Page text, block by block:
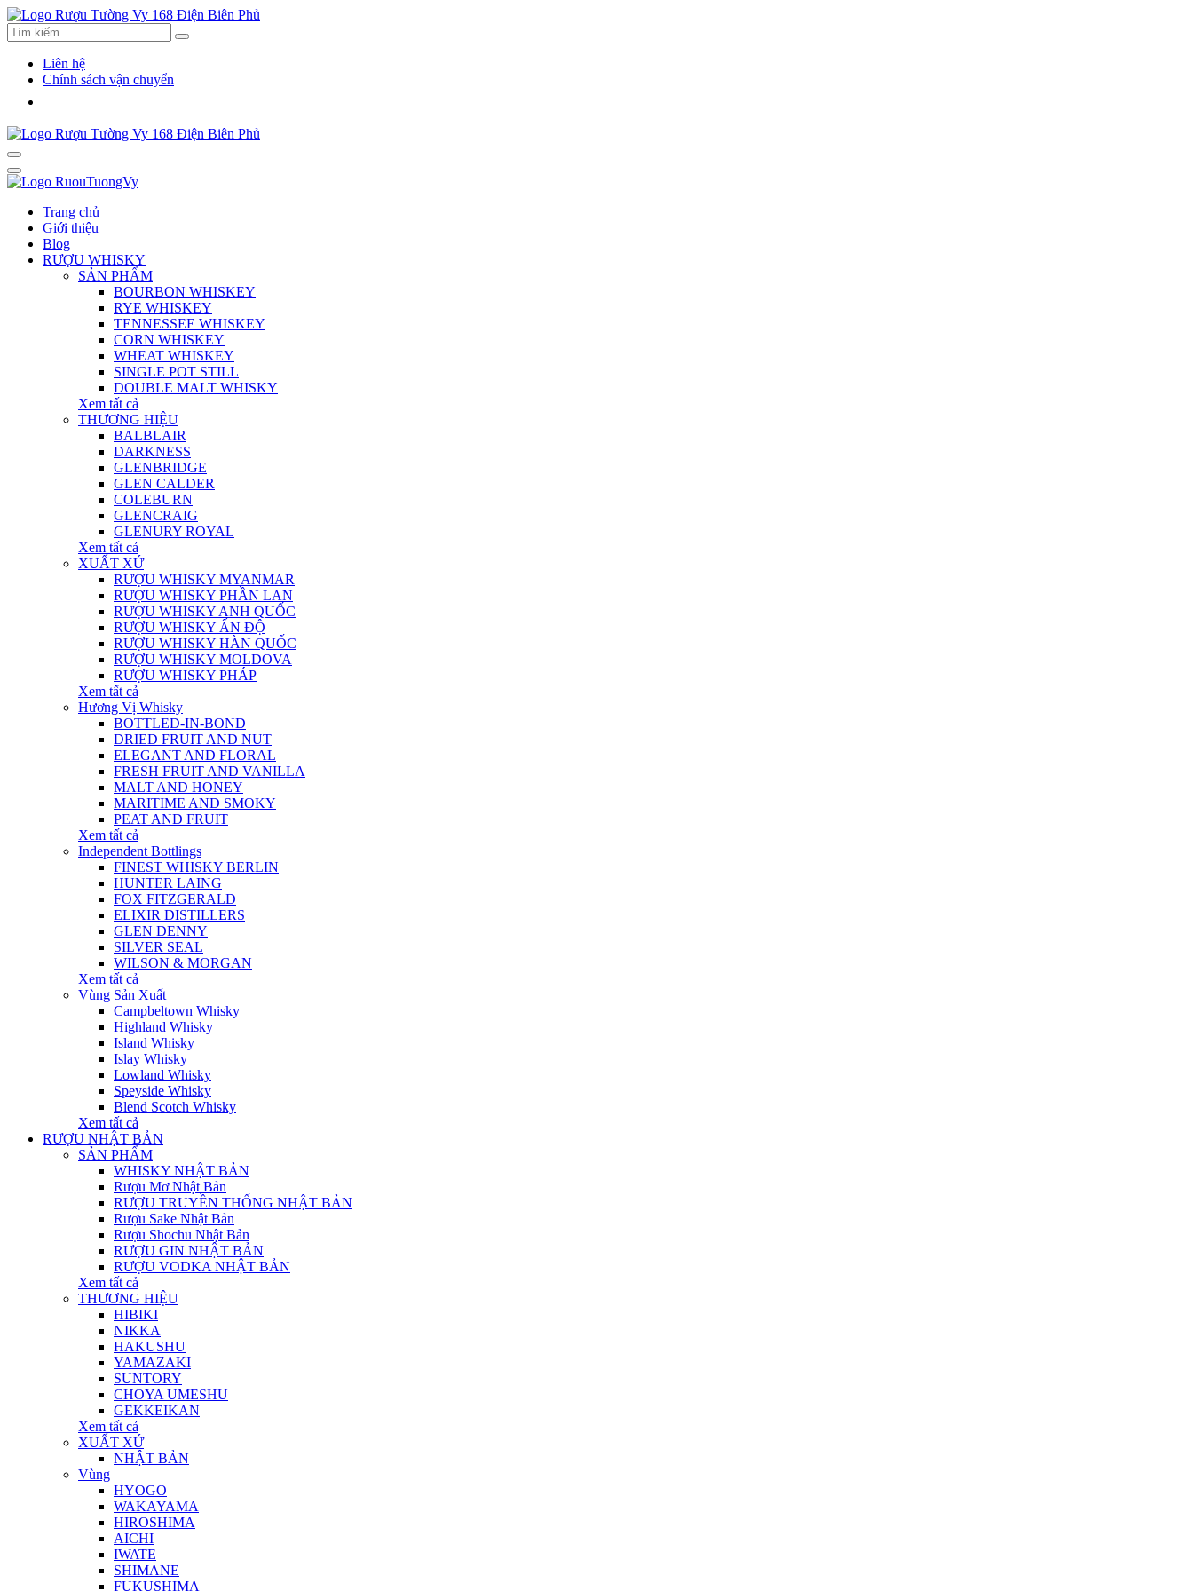
Liên hệ
Chính sách vận chuyển
Trang chủ
Giới thiệu
Blog
RƯỢU WHISKY
SẢN PHẨM
BOURBON WHISKEY
RYE WHISKEY
TENNESSEE WHISKEY
CORN WHISKEY
WHEAT WHISKEY
SINGLE POT STILL
DOUBLE MALT WHISKY
Xem tất cả
THƯƠNG HIỆU
BALBLAIR
DARKNESS
GLENBRIDGE
GLEN CALDER
COLEBURN
GLENCRAIG
GLENURY ROYAL
Xem tất cả
XUẤT XỨ
RƯỢU WHISKY MYANMAR
RƯỢU WHISKY PHẦN LAN
RƯỢU WHISKY ANH QUỐC
RƯỢU WHISKY ẤN ĐỘ
RƯỢU WHISKY HÀN QUỐC
RƯỢU WHISKY MOLDOVA
RƯỢU WHISKY PHÁP
Xem tất cả
Hương Vị Whisky
BOTTLED-IN-BOND
DRIED FRUIT AND NUT
ELEGANT AND FLORAL
FRESH FRUIT AND VANILLA
MALT AND HONEY
MARITIME AND SMOKY
PEAT AND FRUIT
Xem tất cả
Independent Bottlings
FINEST WHISKY BERLIN
HUNTER LAING
FOX FITZGERALD
ELIXIR DISTILLERS
GLEN DENNY
SILVER SEAL
WILSON & MORGAN
Xem tất cả
Vùng Sản Xuất
Campbeltown Whisky
Highland Whisky
Island Whisky
Islay Whisky
Lowland Whisky
Speyside Whisky
Blend Scotch Whisky
Xem tất cả
RƯỢU NHẬT BẢN
SẢN PHẨM
WHISKY NHẬT BẢN
Rượu Mơ Nhật Bản
RƯỢU TRUYỀN THỐNG NHẬT BẢN
Rượu Sake Nhật Bản
Rượu Shochu Nhật Bản
RƯỢU GIN NHẬT BẢN
RƯỢU VODKA NHẬT BẢN
Xem tất cả
THƯƠNG HIỆU
HIBIKI
NIKKA
HAKUSHU
YAMAZAKI
SUNTORY
CHOYA UMESHU
GEKKEIKAN
Xem tất cả
XUẤT XỨ
NHẬT BẢN
Vùng
HYOGO
WAKAYAMA
HIROSHIMA
AICHI
IWATE
SHIMANE
FUKUSHIMA